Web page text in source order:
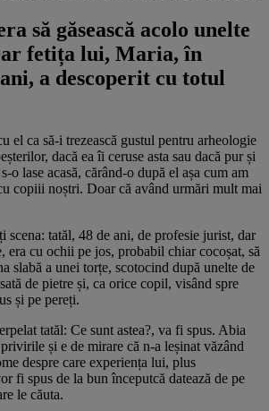
să găsească acolo unelte
fetița lui, Maria, în
a descoperit cu totul
el ca să-i trezească gustul pentru arheologie
dacă ea îi ceruse asta sau dacă pur și
o lase acasă, cărând-o după el așa cum am
copiii noștri. Doar că având urmări mult mai
scena: tatăl, 48 de ani, de profesie jurist, dar
era cu ochii pe jos, probabil chiar cocoșat, să
slabă a unei torțe, scotocind după unelte de
de pietre și, ca orice copil, visând spre
și pe pereți.
tatăl: Ce sunt astea?, va fi spus. Abia
și e de mirare că n-a leșinat văzând
despre care experiența lui, plus
fi spus de la bun începutcă datează de pe
le căuta.